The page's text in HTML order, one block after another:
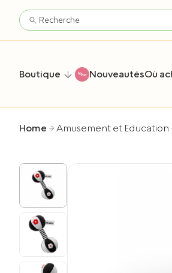
Boutique NouveautésOù
Home Amusement et Education